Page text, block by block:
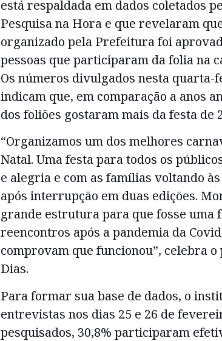
está respaldada em dados coletados
Pesquisa na Hora e que revelaram
organizado pela Prefeitura foi
pessoas que participaram da folia na
Os números divulgados nesta quarta-
indicam que, em comparação a anos
dos foliões gostaram mais da festa de
“Organizamos um dos melhores
Natal. Uma festa para todos os
e alegria e com as famílias voltando
após interrupção em duas edições.
grande estrutura para que fosse uma
reencontros após a pandemia da
comprovam que funcionou”, celebra
Dias.
Para formar sua base de dados, o
entrevistas nos dias 25 e 26 de
pesquisados, 30,8% participaram